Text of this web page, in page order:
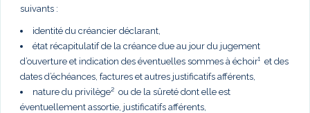
suivants :
identité du créancier déclarant,
état récapitulatif de la créance due au jour du jugement
d’ouverture et indication des éventuelles sommes à échoir¹ et des
dates d’échéances, factures et autres justificatifs afférents,
nature du privilège² ou de la sûreté dont elle est
éventuellement assortie, justificatifs afférents,